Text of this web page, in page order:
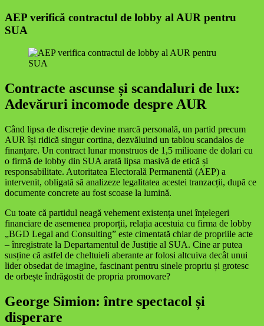
AEP verifică contractul de lobby al AUR pentru
SUA
Contracte ascunse și scandaluri de lux:
Adevăruri incomode despre AUR
Când lipsa de discreție devine marcă personală, un partid precum
AUR își ridică singur cortina, dezvăluind un tablou scandalos de
finanțare. Un contract lunar monstruos de 1,5 milioane de dolari cu
o firmă de lobby din SUA arată lipsa masivă de etică și
responsabilitate. Autoritatea Electorală Permanentă (AEP) a
intervenit, obligată să analizeze legalitatea acestei tranzacții, după ce
documente concrete au fost scoase la lumină.
Cu toate că partidul neagă vehement existența unei înțelegeri
financiare de asemenea proporții, relația acestuia cu firma de lobby
„BGD Legal and Consulting” este cimentată chiar de propriile acte
– înregistrate la Departamentul de Justiție al SUA. Cine ar putea
susține că astfel de cheltuieli aberante ar folosi altcuiva decât unui
lider obsedat de imagine, fascinant pentru sinele propriu și grotesc
de orbește îndrăgostit de propria promovare?
George Simion: între spectacol și
disperare